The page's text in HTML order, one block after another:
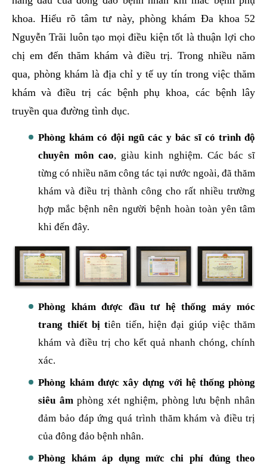
Đâu là địa chỉphòng khám phụ khoa ở Hà Nộitốt
hiện nay? Đây thật sự là một trng những băn khoăn
hàng đầu của đông đảo bệnh nhân khi mắc bệnh phụ
khoa. Hiểu rõ tâm tư này, phòng khám Đa khoa 52
Nguyễn Trãi luôn tạo mọi điều kiện tốt là thuận lợi cho
chị em đến thăm khám và điều trị. Trong nhiều năm
truyền qua đường tình dục.
Phòng khám có đội ngũ các y bác sĩ có trình độ
chuyên môn cao, giàu kinh nghiệm. Các bác sĩ
từng có nhiều năm công tác tại nước ngoài, đã thăm
khám và điều trị thành công cho rất nhiều trường
hợp mắc bệnh nên người bệnh hoàn toàn yên tâm
khi đến đây.
Phòng khám được đầu tư hệ thống máy móc
trang thiết bị tiên tiến, hiện đại giúp việc thăm
khám và điều trị cho kết quả nhanh chóng, chính
xác.
Phòng khám được xây dựng với hệ thống phòng
siêu âmphòng xét nghiệm, phòng lưu bệnh nhân